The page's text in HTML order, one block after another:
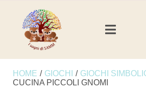
HOME / GIOCHI / GIOCHI
CUCINA PICCOLI GNOMI